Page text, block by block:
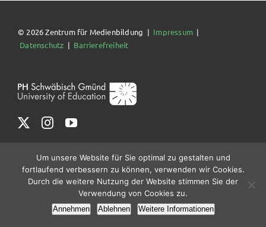
© 2026 Zentrum für Medienbildung | Impressum|
Datenschutz | Barrierefreiheit
Um unsere Website für Sie optimal zu gestalten und
fortlaufend verbessern zu können, verwenden wir Cookies.
Durch die weitere Nutzung der Website stimmen Sie der
Verwendung von Cookies zu.
Annehmen Ablehnen Weitere Informationen